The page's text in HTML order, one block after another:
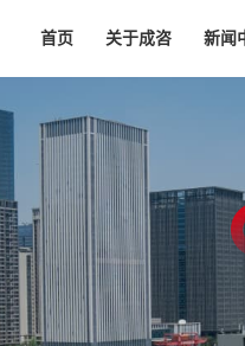
首页 关于成咨 新闻